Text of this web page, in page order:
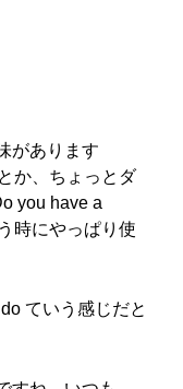
があります
か、ちょっとダ
you have a
時にやっぱり使
ていう感じだと